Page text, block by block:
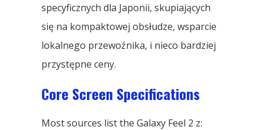
specyficznych dla Japonii, skupiających
się na kompaktowej obsłudze, wsparcie
lokalnego przewoźnika, i nieco bardziej
przystępne ceny.
Core Screen Specifications
Most sources list the Galaxy Feel 2 z: